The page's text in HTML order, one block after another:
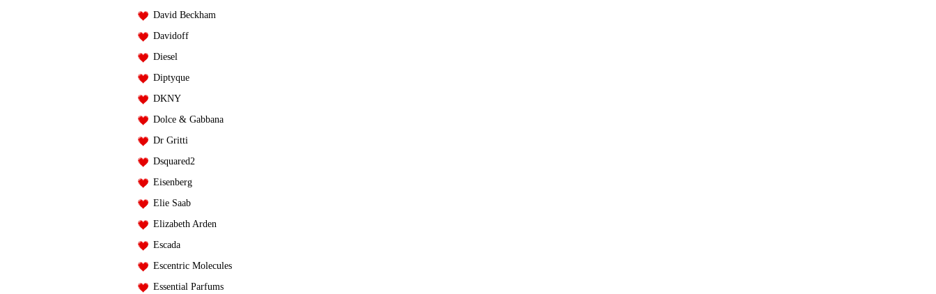
David Beckham
Davidoff
Diesel
Diptyque
DKNY
Dolce & Gabbana
Dr Gritti
Dsquared2
Eisenberg
Elie Saab
Elizabeth Arden
Escada
Escentric Molecules
Essential Parfums